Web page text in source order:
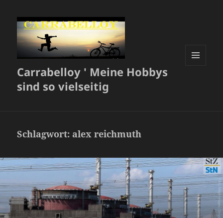
Carrabelloy ' Meine Hobbys
sind so vielseitig
Schlagwort: alex reichmuth